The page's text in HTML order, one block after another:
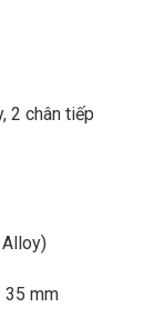
2 chân tiếp
mm